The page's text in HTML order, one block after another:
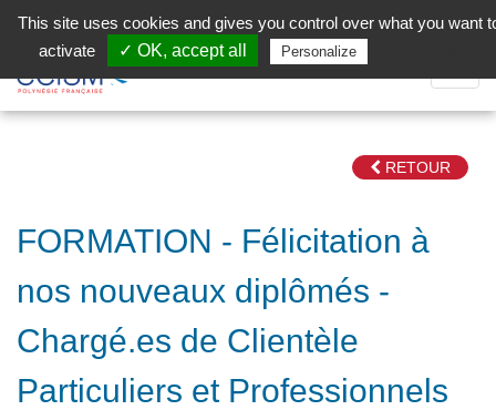
Facebook (Customer Chat) is disabled.
la
RETOUR
FORMATION - Félicitation à
nos nouveaux diplômés -
Chargé.es de Clientèle
Particuliers et Professionnels
This site uses cookies and gives you control over what you want
activate
✓ OK, accept all Personalize